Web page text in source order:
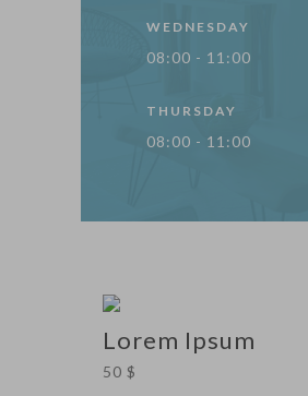
WEDNESDAY
08:00 - 11:00
THURSDAY
08:00 - 11:00
Lorem Ipsum
50 $